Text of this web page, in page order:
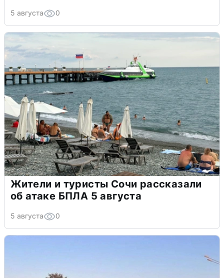
5 августа 0
Жители и туристы Сочи рассказали
об атаке БПЛА 5 августа
5 августа 0